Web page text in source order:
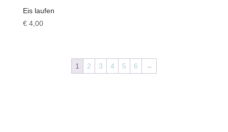
Eis laufen
€4,00
1 2 3 4 5 6 →